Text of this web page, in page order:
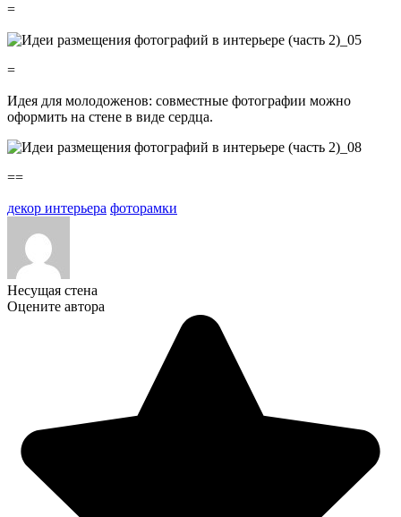
=
=
Идея для молодоженов: совместные фотографии можно
оформить на стене в виде сердца.
==
декор интерьера фоторамки
Несущая стена
Оцените автора